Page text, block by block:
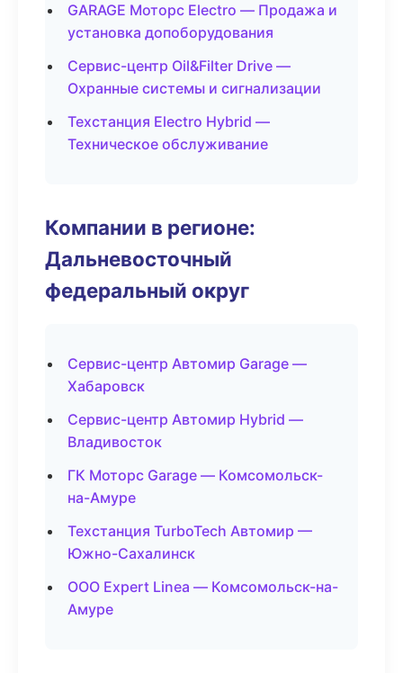
GARAGE Моторс Electro — Продажа и
установка допоборудования
Сервис-центр Oil&Filter Drive —
Охранные системы и сигнализации
Техстанция Electro Hybrid —
Техническое обслуживание
Компании в регионе:
Дальневосточный
федеральный округ
Сервис-центр Автомир Garage —
Хабаровск
Сервис-центр Автомир Hybrid —
Владивосток
ГК Моторс Garage — Комсомольск-
на-Амуре
Техстанция TurboTech Автомир —
Южно-Сахалинск
ООО Expert Linea — Комсомольск-на-
Амуре